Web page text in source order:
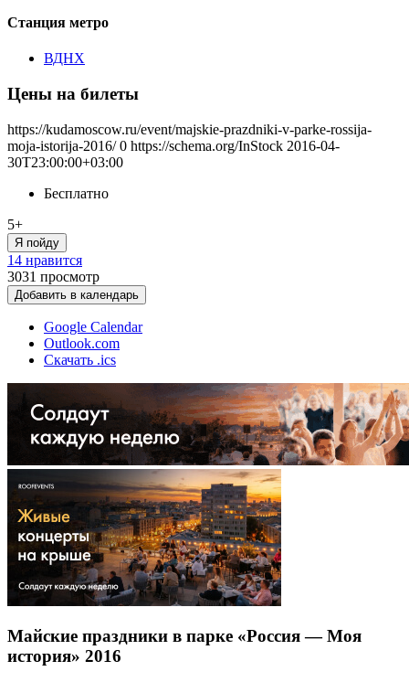
Станция метро
ВДНХ
Цены на билеты
https://kudamoscow.ru/event/majskie-prazdniki-v-parke-rossija-
moja-istorija-2016/ 0 https://schema.org/InStock 2016-04-
30T23:00:00+03:00
Бесплатно
5+
Я пойду
14 нравится
3031 просмотр
Добавить в календарь
Google Calendar
Outlook.com
Скачать .ics
Майские праздники в парке «Россия — Моя
история» 2016